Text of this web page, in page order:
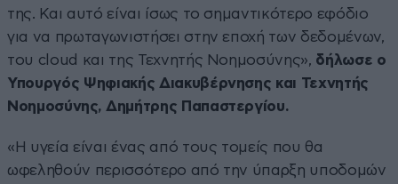
της. Και αυτό είναι ίσως το σημαντικότερο εφόδιο
για να πρωταγωνιστήσει στην εποχή των δεδομένων,
του cloud και της Τεχνητής Νοημοσύνης», δήλωσε ο
Υπουργός Ψηφιακής Διακυβέρνησης και Τεχνητής
Νοημοσύνης, Δημήτρης Παπαστεργίου.
«Η υγεία είναι ένας από τους τομείς που θα
ωφεληθούν περισσότερο από την ύπαρξη υποδομών